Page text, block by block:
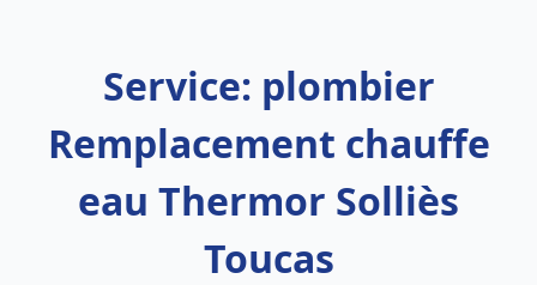
Service: plombier
Remplacement chauffe
eau Thermor Solliès
Toucas